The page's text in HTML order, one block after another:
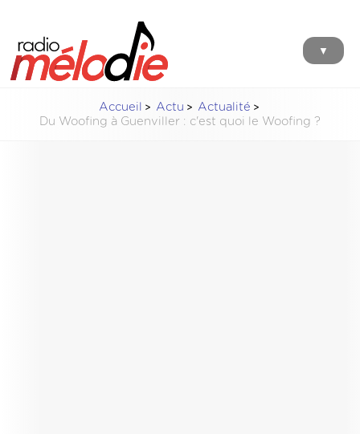
▼
Accueil Actu
Actualité
Du Woofing à Guenviller : c'est quoi le Woofing ?